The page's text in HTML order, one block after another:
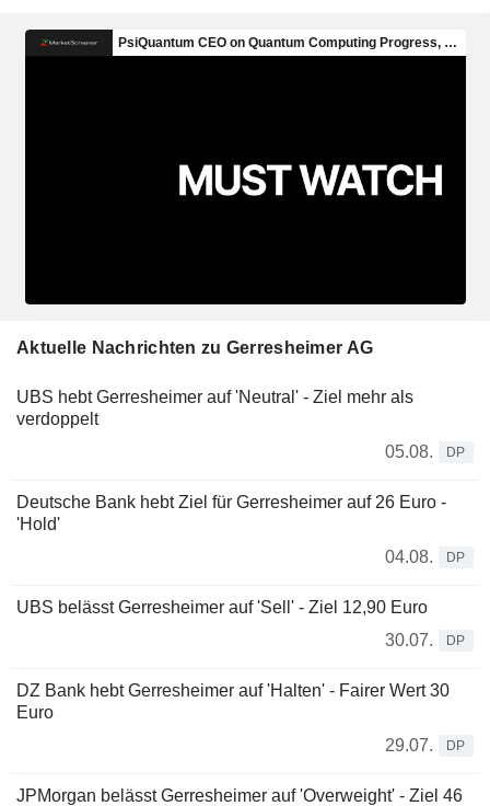
Aktuelle Nachrichten zu Gerresheimer AG
UBS hebt Gerresheimer auf 'Neutral' - Ziel mehr als
verdoppelt
05.08.
DP
Deutsche Bank hebt Ziel für Gerresheimer auf 26 Euro -
'Hold'
04.08.
DP
UBS belässt Gerresheimer auf 'Sell' - Ziel 12,90 Euro
30.07.
DP
DZ Bank hebt Gerresheimer auf 'Halten' - Fairer Wert 30
Euro
29.07.
DP
JPMorgan belässt Gerresheimer auf 'Overweight' - Ziel 46